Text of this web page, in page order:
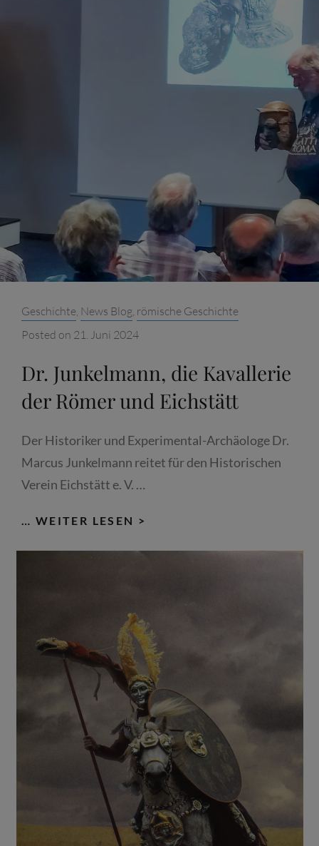
Categories:
Geschichte News Blog römische Geschichte
Posted on 21. Juni 2024
Dr. Junkelmann, die Kavallerie
der Römer und Eichstätt
Der Historiker und Experimental-Archäologe Dr.
Marcus Junkelmann reitet für den Historischen
Verein Eichstätt e. V. …
… WEITER LESEN >
RÖMER
UND
EICHSTÄTT